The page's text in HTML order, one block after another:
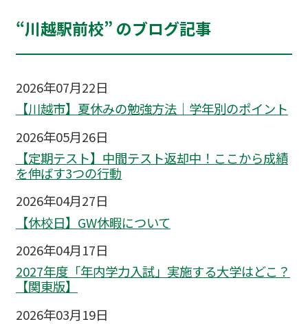
“川越駅前校” のブログ記事
2026年07月22日
【川越市】夏休みの勉強方法｜学年別のポイント
2026年05月26日
【定期テスト】中間テスト返却中！ここから成績
を伸ばす3つの行動
2026年04月27日
【休校日】GW休暇について
2026年04月17日
2027年度「年内学力入試」実施する大学はどこ？
【関東版】
2026年03月19日